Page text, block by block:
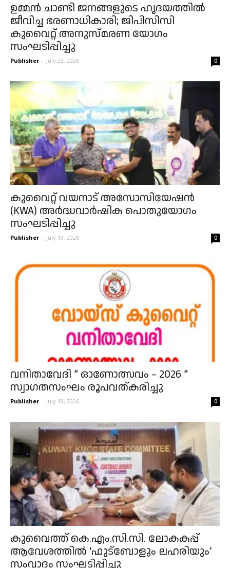
ഉമ്മൻ ചാണ്ടി ജനങ്ങളുടെ ഹൃദയത്തിൽ
ജീവിച്ച ഭരണാധികാരി; ജിപിസിസി
കുവൈറ്റ് അനുസ്മരണ യോഗം
സംഘടിപ്പിച്ചു
Publisher - July 23, 2026 0
കുവൈറ്റ് വയനാട് അസോസിയേഷൻ
(KWA) അർദ്ധവാർഷിക പൊതുയോഗം
സംഘടിപ്പിച്ചു
Publisher - July 19, 2026 0
വനിതാവേദി ” ഓണോത്സവം – 2026 ”
സ്വാഗതസംഘം രൂപവത്കരിച്ചു
Publisher - July 19, 2026 0
കുവൈത്ത് കെ.എം.സി.സി. ലോകകപ്പ്
ആവേശത്തിൽ ‘ഫുട്ബോളും ലഹരിയും’
സംവാദം സംഘടിപ്പിച്ചു